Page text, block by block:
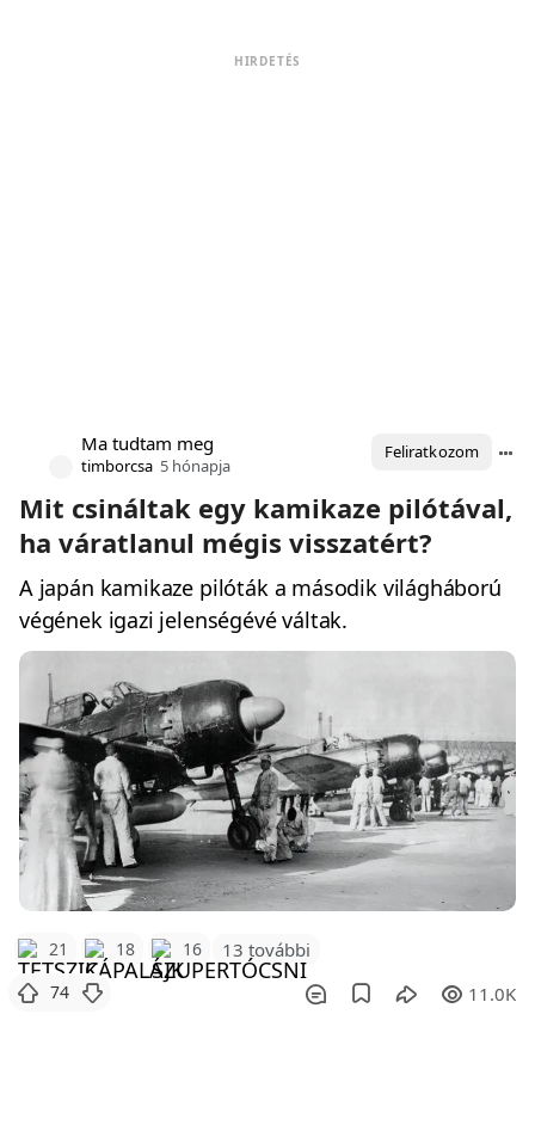
HIRDETÉS
Ma tudtam meg
timborcsa 5 hónapja
Feliratkozom
Mit csináltak egy kamikaze pilótával,
ha váratlanul mégis visszatért?
A japán kamikaze pilóták a második világháború
végének igazi jelenségévé váltak.
21 18 16 13 további
74 11.0K